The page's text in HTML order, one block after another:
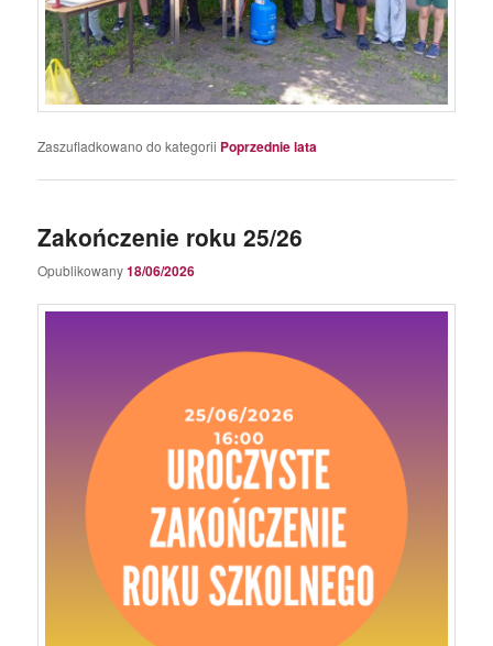
Zaszufladkowano do kategorii Poprzednie lata
Zakończenie roku 25/26
Opublikowany18/06/2026